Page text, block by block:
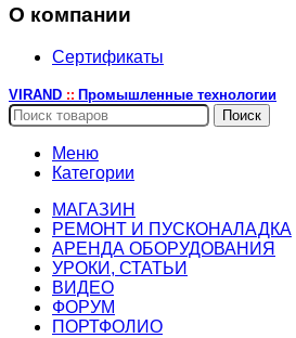
О компании
Сертификаты
VIRAND :: Промышленные технологии
Поиск
Меню
Категории
МАГАЗИН
РЕМОНТ И ПУСКОНАЛАДКА
АРЕНДА ОБОРУДОВАНИЯ
УРОКИ, СТАТЬИ
ВИДЕО
ФОРУМ
ПОРТФОЛИО